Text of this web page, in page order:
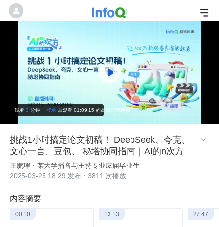
试看 3 分钟 登录 后观看 01:09:15 的高清完整视频
挑战1小时搞定论文初稿！ DeepSeek、夸克、
文心一言、豆包、 秘塔协同指南｜AI的n次方

王鹏珲
某大学播音与主持专业应届毕业生
2025-03-25 18:29 发布
3811 次播放
内容摘要
00:10 13:13 27:47